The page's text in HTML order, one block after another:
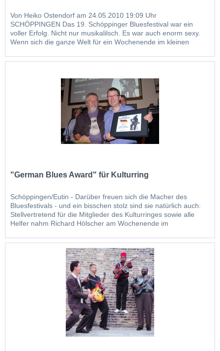
Von Heiko Ostendorf am 24.05.2010 19:09 Uhr
SCHÖPPINGEN Das 19. Schöppinger Bluesfestival war ein
voller Erfolg. Nicht nur musikalilsch. Es war auch enorm sexy.
Wenn sich die ganze Welt für ein Wochenende im kleinen
Örtchen zum Mittelpunkt der...
"German Blues Award" für Kulturring
Schöppingen/Eutin - Darüber freuen sich die Macher des
Bluesfestivals - und ein bisschen stolz sind sie natürlich auch:
Stellvertretend für die Mitglieder des Kulturringes sowie alle
Helfer nahm Richard Hölscher am Wochenende im
Kategorie „Event national“ entgegen. Unter der Federführung
des Vereins „Baltic Blues“...